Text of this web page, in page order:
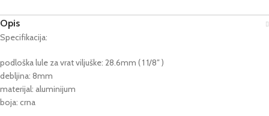
Opis
Specifikacija:
podloška lule za vrat viljuške: 28.6mm ( 1 1/8″ )
debljina: 8mm
materijal: aluminijum
boja: crna